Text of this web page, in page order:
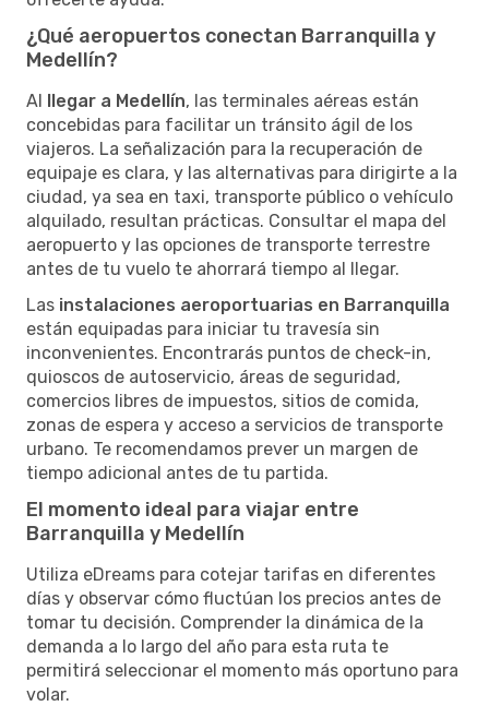
¿Qué aeropuertos conectan Barranquilla y
Medellín?
Al llegar a Medellín, las terminales aéreas están
concebidas para facilitar un tránsito ágil de los
viajeros. La señalización para la recuperación de
equipaje es clara, y las alternativas para dirigirte a la
ciudad, ya sea en taxi, transporte público o vehículo
alquilado, resultan prácticas. Consultar el mapa del
aeropuerto y las opciones de transporte terrestre
antes de tu vuelo te ahorrará tiempo al llegar.
Las instalaciones aeroportuarias en Barranquilla
están equipadas para iniciar tu travesía sin
inconvenientes. Encontrarás puntos de check-in,
quioscos de autoservicio, áreas de seguridad,
comercios libres de impuestos, sitios de comida,
zonas de espera y acceso a servicios de transporte
urbano. Te recomendamos prever un margen de
tiempo adicional antes de tu partida.
El momento ideal para viajar entre
Barranquilla y Medellín
Utiliza eDreams para cotejar tarifas en diferentes
días y observar cómo fluctúan los precios antes de
tomar tu decisión. Comprender la dinámica de la
demanda a lo largo del año para esta ruta te
permitirá seleccionar el momento más oportuno para
volar.